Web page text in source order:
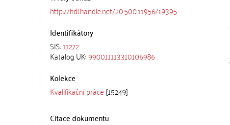
http://hdl.handle.net/20.500.11956/19395
Identifikátory
SIS:11272
Katalog UK:990011113310106986
Kolekce
Kvalifikační práce [15249]
Citace dokumentu